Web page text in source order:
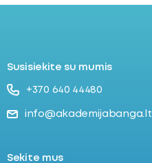
Susisiekite su mumis
+370 640 44480
info@akademijabanga.lt
Sekite mus